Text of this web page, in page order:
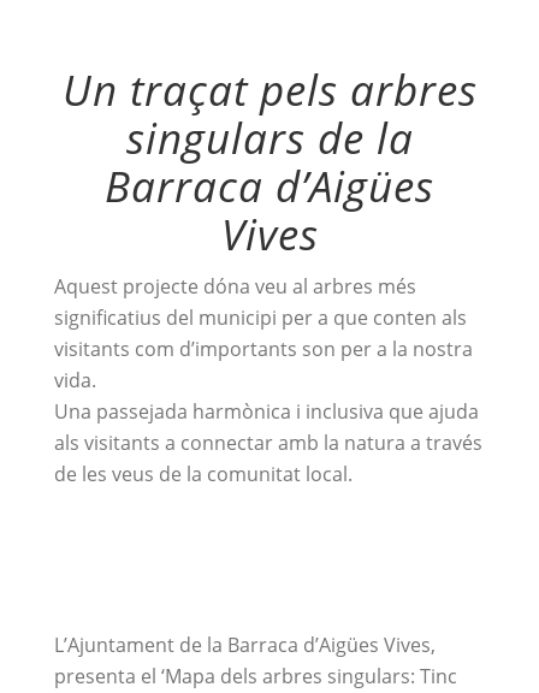
Un traçat pels arbres
singulars de la
Barraca d’Aigües
Vives
Aquest projecte dóna veu al arbres més
significatius del municipi per a que conten als
visitants com d’importants son per a la nostra
vida.
Una passejada harmònica i inclusiva que ajuda
als visitants a connectar amb la natura a través
de les veus de la comunitat local.
L’Ajuntament de la Barraca d’Aigües Vives,
presenta el ‘Mapa dels arbres singulars: Tinc